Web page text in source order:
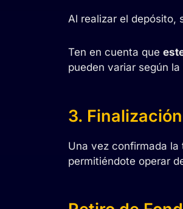
Al realizar el depósito,
Ten en cuenta que
pueden variar según
3.
Una vez confirmada
permitiéndote operar